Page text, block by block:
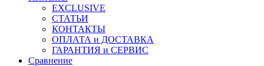
EXCLUSIVE
СТАТЬИ
КОНТАКТЫ
ОПЛАТА и ДОСТАВКА
ГАРАНТИЯ и СЕРВИС
Сравнение